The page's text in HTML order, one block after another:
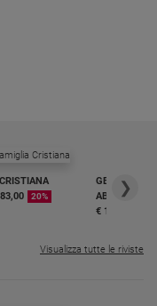
20%
GBABY
€ 16,99
❯
Visualizza tutte le riviste